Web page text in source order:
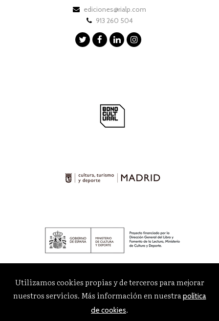
ediciones@rialp.com
913 260 504
Utilizamos cookies propias y de terceros para mejorar
nuestros servicios. Más información en nuestrapolítica
de cookies.